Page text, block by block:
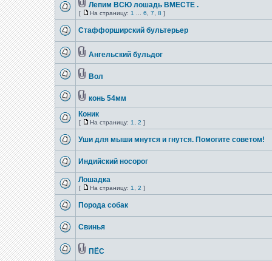
Лепим ВСЮ лошадь ВМЕСТЕ .
[ На страницу: 1 6 7 8 ]
Стаффорширский бультерьер
Ангельский бульдог
Вол
конь 54мм
Коник
[ На страницу: 1 2 ]
Уши для мыши мнутся и гнутся. Помогите советом!
Индийский носорог
Лошадка
[ На страницу: 1 2 ]
Порода собак
Свинья
ПЁС